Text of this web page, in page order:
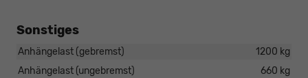
Sonstiges
Anhängelast (gebremst)
1200 kg
Anhängelast (ungebremst)
660 kg